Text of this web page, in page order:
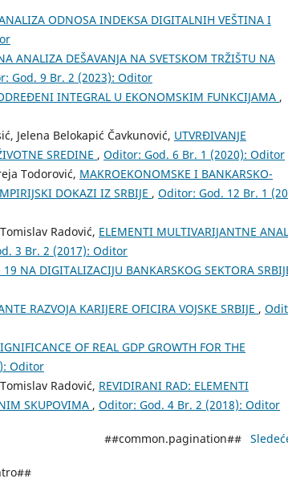
ODNOSA INDEKSA DIGITALNIH VEŠTINA I
ANALIZA DEŠAVANJA NA SVETSKOM TRŽIŠTU NA
God. 9 Br. 2 (2023): Oditor
INTEGRAL U EKONOMSKIM FUNKCIJAMA ,
Jelena Belokapić Čavkunović, UTVRĐIVANJE
SREDINE , Oditor: God. 6 Br. 1 (2020): Oditor
Todorović, MAKROEKONOMSKE I BANKARSKO-
DOKAZI IZ SRBIJE , Oditor: God. 12 Br. 1
Radović, ELEMENTI MULTIVARIJANTNE
3 Br. 2 (2017): Oditor
NA DIGITALIZACIJU BANKARSKOG SEKTORA
RAZVOJA KARIJERE OFICIRA VOJSKE SRBIJE ,
OF REAL GDP GROWTH FOR THE
Oditor
Radović, REVIDIRANI RAD: ELEMENTI
SKUPOVIMA , Oditor: God. 4 Br. 2 (2018): Oditor
##common.pagination##